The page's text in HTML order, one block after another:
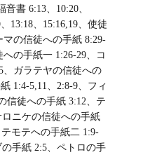
書 6:13、10:20、
13:18、15:16,19、使徒
マの信徒への手紙 8:29-
の手紙一 1:26-29、コ
、ガラテヤの信徒への
1:4-5,11、2:8-9、フィ
信徒への手紙 3:12、テ
ニケの信徒への手紙
モテへの手紙二 1:9-
手紙 2:5、ペトロの手